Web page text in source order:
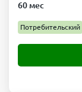
60 мес
Потребительский